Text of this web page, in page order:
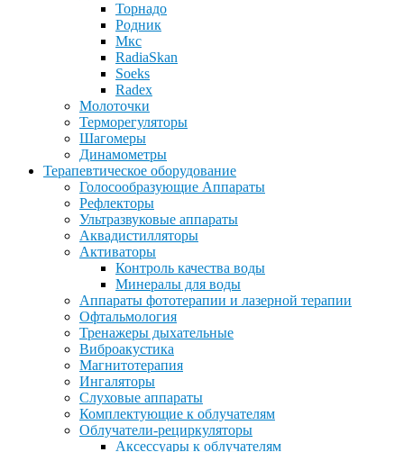
Торнадо
Родник
Мкс
RadiaSkan
Soeks
Radex
Молоточки
Терморегуляторы
Шагомеры
Динамометры
Терапевтическое оборудование
Голосообразующие Аппараты
Рефлекторы
Ультразвуковые аппараты
Аквадистилляторы
Активаторы
Контроль качества воды
Минералы для воды
Аппараты фототерапии и лазерной терапии
Офтальмология
Тренажеры дыхательные
Виброакустика
Магнитотерапия
Ингаляторы
Слуховые аппараты
Комплектующие к облучателям
Облучатели-рециркуляторы
Аксессуары к облучателям